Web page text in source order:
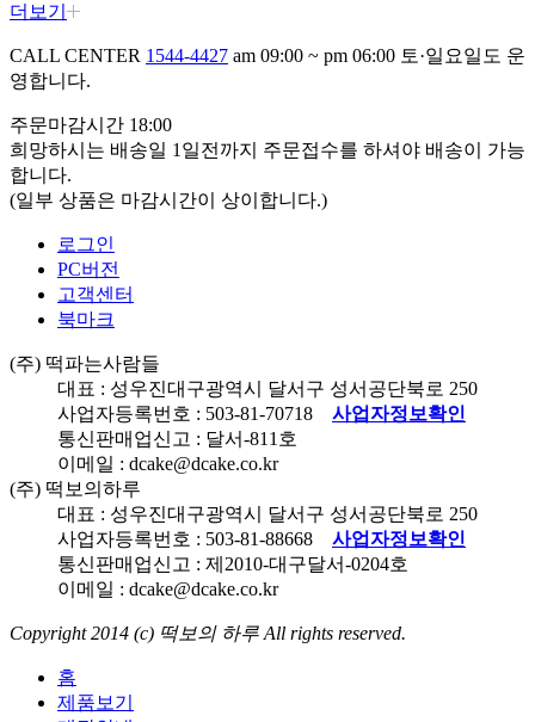
더보기
CALL CENTER 1544-4427 am 09:00 ~ pm 06:00 토·일요일도 운
영합니다.
주문마감시간 18:00
희망하시는 배송일 1일전까지 주문접수를 하셔야 배송이 가능
합니다.
(일부 상품은 마감시간이 상이합니다.)
로그인
PC버전
고객센터
북마크
(주) 떡파는사람들
대표 : 성우진대구광역시 달서구 성서공단북로 250
사업자등록번호 : 503-81-70718
사업자정보확인
통신판매업신고 : 달서-811호
이메일 : dcake@dcake.co.kr
(주) 떡보의하루
대표 : 성우진대구광역시 달서구 성서공단북로 250
사업자등록번호 : 503-81-88668
사업자정보확인
통신판매업신고 : 제 2010-대구달서-0204호
이메일 : dcake@dcake.co.kr
Copyright 2014 (c) 떡보의 하루All rights reserved.
홈
제품보기